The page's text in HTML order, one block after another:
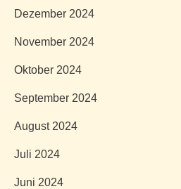
Dezember 2024
November 2024
Oktober 2024
September 2024
August 2024
Juli 2024
Juni 2024